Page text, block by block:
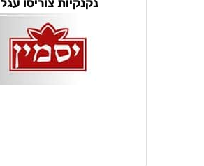
נקנקיות צוריסו עגל